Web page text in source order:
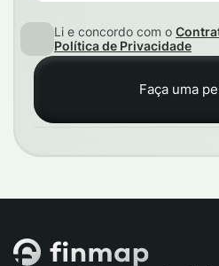
Li e concordo com o
Política de Privacidade